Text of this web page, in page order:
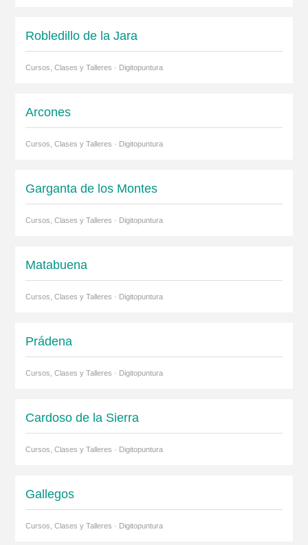
Robledillo de la Jara
Cursos, Clases y Talleres · Digitopuntura
Arcones
Cursos, Clases y Talleres · Digitopuntura
Garganta de los Montes
Cursos, Clases y Talleres · Digitopuntura
Matabuena
Cursos, Clases y Talleres · Digitopuntura
Prádena
Cursos, Clases y Talleres · Digitopuntura
Cardoso de la Sierra
Cursos, Clases y Talleres · Digitopuntura
Gallegos
Cursos, Clases y Talleres · Digitopuntura